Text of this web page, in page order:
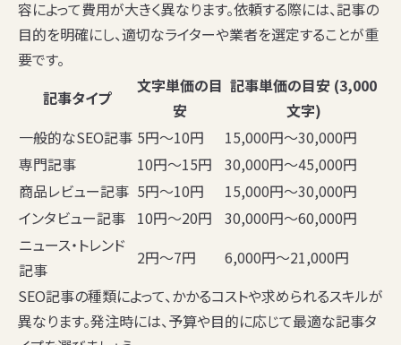
容によって費用が大きく異なります。依頼する際には、記事の
目的を明確にし、適切なライターや業者を選定することが重
要です。
記事タイプ
文字単価の目
安
記事単価の目安 (3,000
文字)
一般的なSEO記事 5円〜10円
15,000円〜30,000円
専門記事
10円〜15円
30,000円〜45,000円
商品レビュー記事 5円〜10円
15,000円〜30,000円
インタビュー記事 10円〜20円
30,000円〜60,000円
ニュース・トレンド
記事
2円〜7円
6,000円〜21,000円
SEO記事の種類によって、かかるコストや求められるスキルが
異なります。発注時には、予算や目的に応じて最適な記事タ